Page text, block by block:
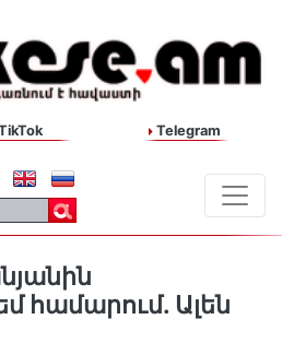
Telegram
համարում. Ալեն